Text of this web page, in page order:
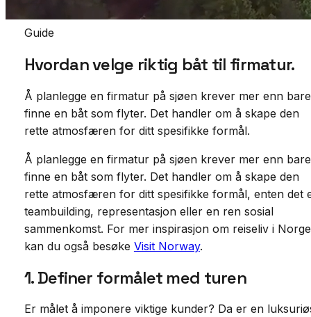
Guide
Hvordan velge riktig båt til firmatur.
Å planlegge en firmatur på sjøen krever mer enn
finne en båt som flyter. Det handler om å skape den
rette atmosfæren for ditt spesifikke formål.
Å planlegge en firmatur på sjøen krever mer enn
finne en båt som flyter. Det handler om å skape den
rette atmosfæren for ditt spesifikke formål, enten det
teambuilding, representasjon eller en ren sosial
sammenkomst. For mer inspirasjon om reiseliv i
kan du også besøke Visit Norway.
1. Definer formålet med turen
Er målet å imponere viktige kunder? Da er en